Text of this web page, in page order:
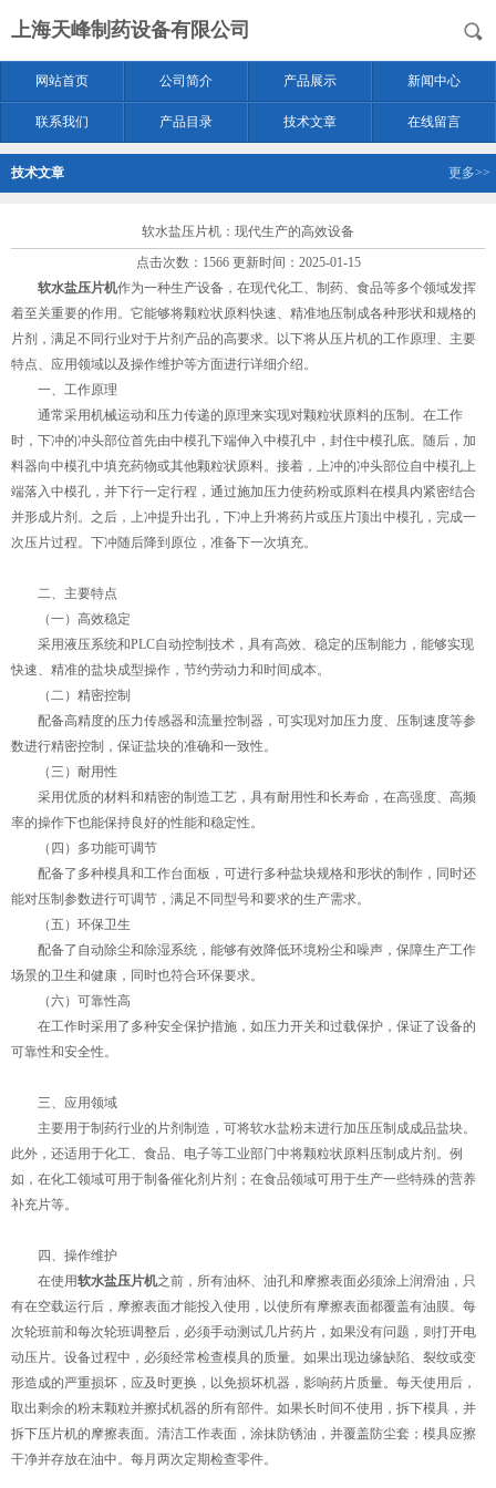
上海天峰制药设备有限公司
网站首页 公司简介 产品展示 新闻中心
联系我们 产品目录 技术文章 在线留言
技术文章 更多>>
软水盐压片机：现代生产的高效设备
点击次数：1566 更新时间：2025-01-15
软水盐压片机作为一种生产设备，在现代化工、制药、食品等多个领域发挥
着至关重要的作用。它能够将颗粒状原料快速、精准地压制成各种形状和规格的
片剂，满足不同行业对于片剂产品的高要求。以下将从压片机的工作原理、主要
特点、应用领域以及操作维护等方面进行详细介绍。
一、工作原理
通常采用机械运动和压力传递的原理来实现对颗粒状原料的压制。在工作
时，下冲的冲头部位首先由中模孔下端伸入中模孔中，封住中模孔底。随后，加
料器向中模孔中填充药物或其他颗粒状原料。接着，上冲的冲头部位自中模孔上
端落入中模孔，并下行一定行程，通过施加压力使药粉或原料在模具内紧密结合
并形成片剂。之后，上冲提升出孔，下冲上升将药片或压片顶出中模孔，完成一
次压片过程。下冲随后降到原位，准备下一次填充。
二、主要特点
（一）高效稳定
采用液压系统和PLC自动控制技术，具有高效、稳定的压制能力，能够实现
快速、精准的盐块成型操作，节约劳动力和时间成本。
（二）精密控制
配备高精度的压力传感器和流量控制器，可实现对加压力度、压制速度等参
数进行精密控制，保证盐块的准确和一致性。
（三）耐用性
采用优质的材料和精密的制造工艺，具有耐用性和长寿命，在高强度、高频
率的操作下也能保持良好的性能和稳定性。
（四）多功能可调节
配备了多种模具和工作台面板，可进行多种盐块规格和形状的制作，同时还
能对压制参数进行可调节，满足不同型号和要求的生产需求。
（五）环保卫生
配备了自动除尘和除湿系统，能够有效降低环境粉尘和噪声，保障生产工作
场景的卫生和健康，同时也符合环保要求。
（六）可靠性高
在工作时采用了多种安全保护措施，如压力开关和过载保护，保证了设备的
可靠性和安全性。
三、应用领域
主要用于制药行业的片剂制造，可将软水盐粉末进行加压压制成成品盐块。
此外，还适用于化工、食品、电子等工业部门中将颗粒状原料压制成片剂。例
如，在化工领域可用于制备催化剂片剂；在食品领域可用于生产一些特殊的营养
补充片等。
四、操作维护
在使用软水盐压片机之前，所有油杯、油孔和摩擦表面必须涂上润滑油，只
有在空载运行后，摩擦表面才能投入使用，以使所有摩擦表面都覆盖有油膜。每
次轮班前和每次轮班调整后，必须手动测试几片药片，如果没有问题，则打开电
动压片。设备过程中，必须经常检查模具的质量。如果出现边缘缺陷、裂纹或变
形造成的严重损坏，应及时更换，以免损坏机器，影响药片质量。每天使用后，
取出剩余的粉末颗粒并擦拭机器的所有部件。如果长时间不使用，拆下模具，并
拆下压片机的摩擦表面。清洁工作表面，涂抹防锈油，并覆盖防尘套；模具应擦
干净并存放在油中。每月两次定期检查零件。